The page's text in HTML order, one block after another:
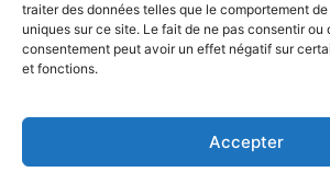
traiter des données telles que le comportement
uniques sur ce site. Le fait de ne pas consentir ou
consentement peut avoir un effet négatif sur
et fonctions.
Accepter
Accueil Economie Entreprises
Maghreb
© Challenges.tn By